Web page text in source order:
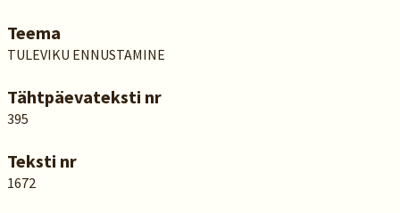
Teema
TULEVIKU ENNUSTAMINE
Tähtpäevateksti nr
395
Teksti nr
1672